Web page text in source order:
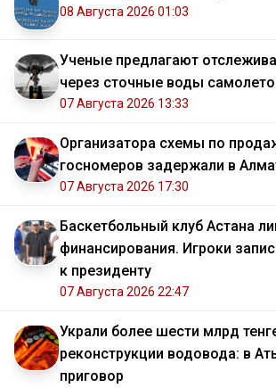
08 Августа 2026 01:03
Ученые предлагают
через сточные воды
07 Августа 2026 13:33
Организатора схемы по
госномеров задержали в
07 Августа 2026 17:30
Баскетбольный клуб Астана
финансирования. Игроки
к президенту
07 Августа 2026 22:47
Украли более шести млрд
реконструкции водовода: в
приговор